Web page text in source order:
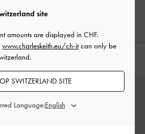
STYLE IT WITH
site
amounts are displayed in CHF.
www.charleskeith.eu/ch-itcan only be
SWITZERLAND SITE
Language: